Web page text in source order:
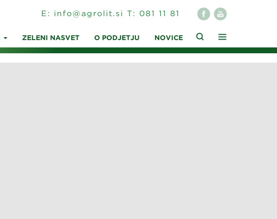
E: info@agrolit.si T: 081 11 81
ZELENI NASVET O PODJETJU NOVICE